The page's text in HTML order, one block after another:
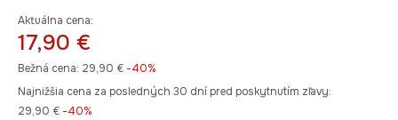
Aktuálna cena:
17,90 €
Bežná cena: 29,90 € -40%
Najnižšia cena za posledných 30 dní pred poskytnutím zľavy:
29,90 € -40%